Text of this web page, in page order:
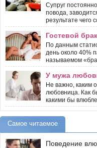
Супруг
повода,
результате чего
Гостевой брак
По данным
день около 40%
называемом
У мужа
Не важно, каким
любовница. Как
какими бы
Самое читаемое
Поведение